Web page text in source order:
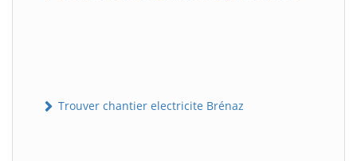
Trouver chantier electricite Brénaz